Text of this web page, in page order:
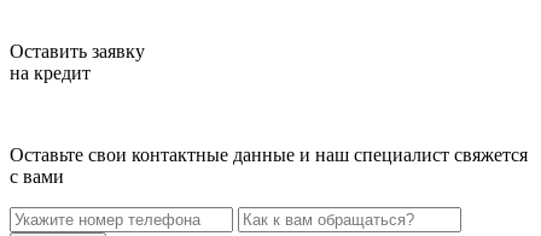
Оставить заявку
на кредит
Оставьте свои контактные данные и наш специалист свяжется
с вами